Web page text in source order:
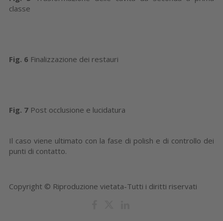
classe
Fig. 6 Finalizzazione dei restauri
Fig. 7 Post occlusione e lucidatura
Il caso viene ultimato con la fase di polish e di controllo dei
punti di contatto.
Copyright © Riproduzione vietata-Tutti i diritti riservati